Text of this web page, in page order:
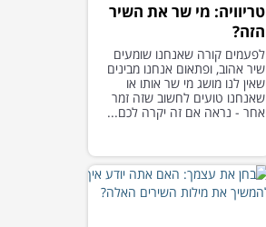
טריוויה: מי שר את השיר
הזה?
לפעמים קורה שאנחנו שומעים
שיר אהוב, ופתאום אנחנו מבינים
שאין לנו מושג מי שר אותו או
שאנחנו טועים לחשוב שזה זמר
אחר - נראה אם זה יקרה לכם...